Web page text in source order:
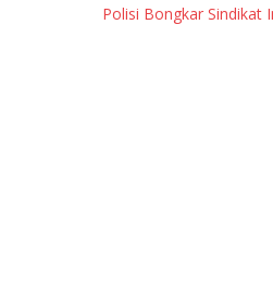
Polisi Bongkar Sindikat